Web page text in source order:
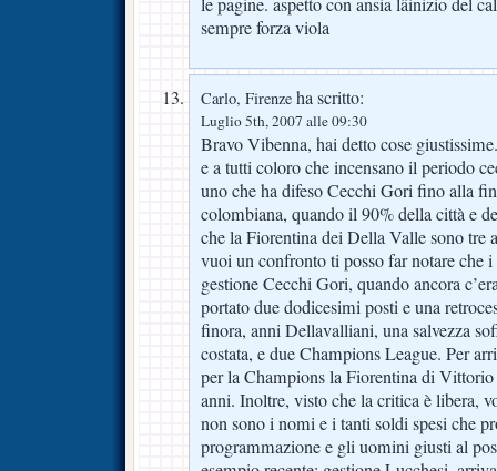
sempre forza viola
Carlo, Firenze ha scritto:
Luglio 5th, 2007 alle 09:30
Bravo Vibenna, hai detto cose
e a tutti coloro che incensano il periodo
uno che ha difeso Cecchi Gori fino alla
colombiana, quando il 90% della città e
che la Fiorentina dei Della Valle sono tre
vuoi un confronto ti posso far notare che
gestione Cecchi Gori, quando ancora
portato due dodicesimi posti e una
finora, anni Dellavalliani, una salvezza
costata, e due Champions League. Per
per la Champions la Fiorentina di Vittorio
anni. Inoltre, visto che la critica è libera,
non sono i nomi e i tanti soldi spesi che
programmazione e gli uomini giusti al